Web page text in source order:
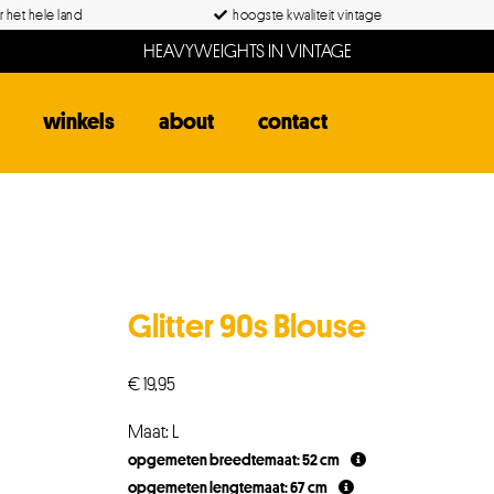
het hele land hoogste kwaliteit vintage
HEAVYWEIGHTS IN VINTAGE
winkels about contact
Glitter 90s Blouse
€19,95
Maat: L
opgemeten breedtemaat: 52 cm
opgemeten lengtemaat: 67 cm